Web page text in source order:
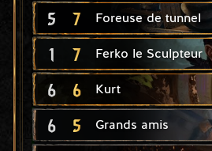
5 7 Foreuse de tunnel
1 7 Ferko le Sculpteur
6 6 Kurt
6 5 Grands amis